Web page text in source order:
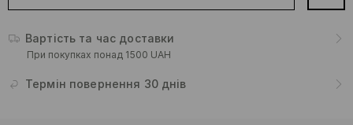
Вартість та час доставки
При покупках понад 1500 UAH
Термін повернення 30 днів